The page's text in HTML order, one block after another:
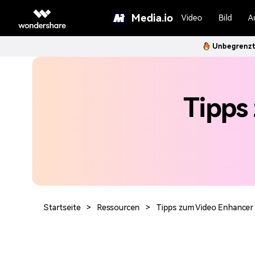
Media.io Video Bild
Tipps
Startseite > Ressourcen > Tipps zum Video Enhancer